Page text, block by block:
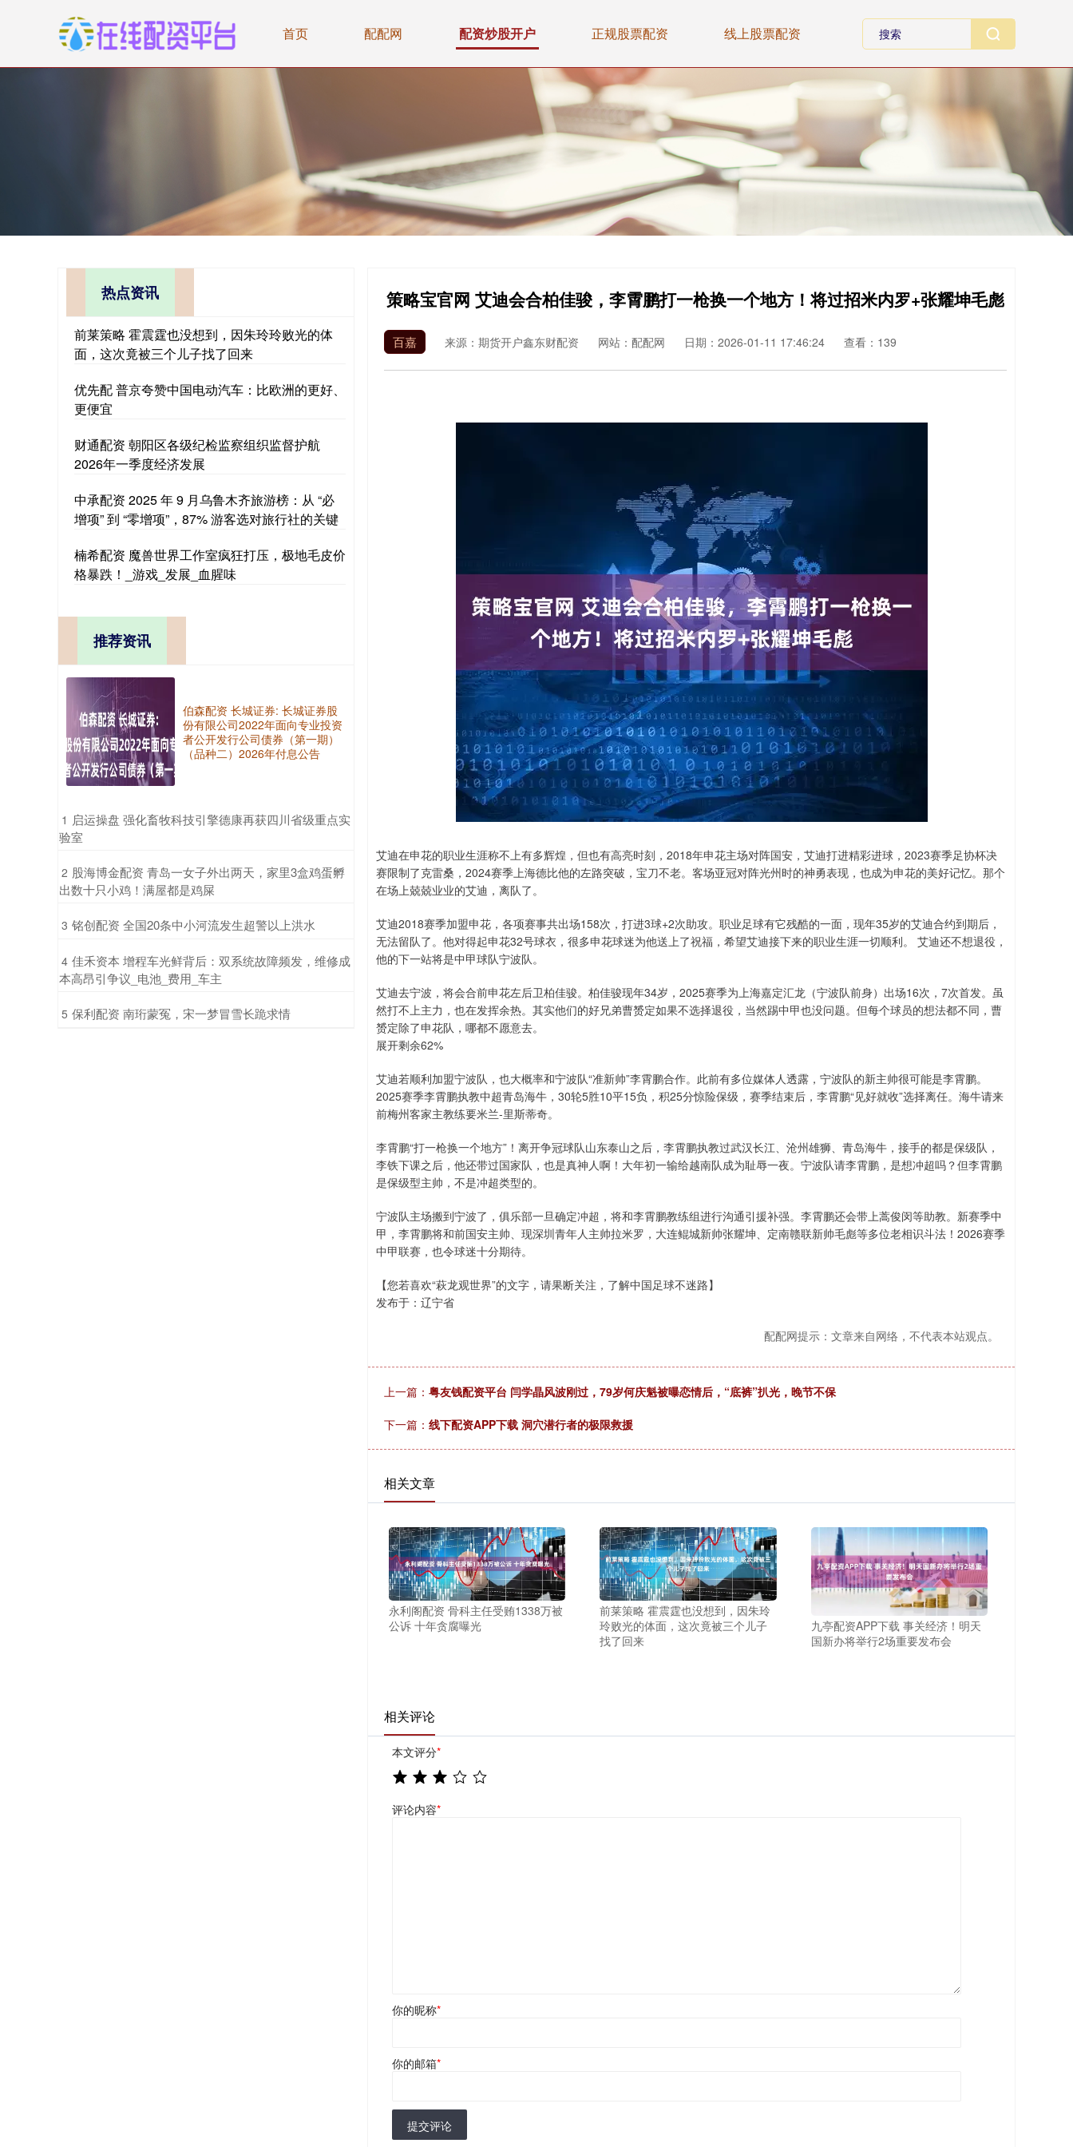
首页 配配网 配资炒股开户 正规股票配资 线上股票配资
策略宝官网 艾迪会合柏佳骏，李霄鹏打一枪换一个地方！将过招米内罗+张耀坤毛彪
百嘉 来源：期货开户鑫东财配资 网站：配配网 日期：2026-01-11 17:46:24 查看：139
艾迪在申花的职业生涯称不上有多辉煌，但也有高亮时刻，2018年申花主场对阵国安，艾迪打进精彩进球，2023赛季足协杯决
赛限制了克雷桑，2024赛季上海德比他的左路突破，宝刀不老。客场亚冠对阵光州时的神勇表现，也成为申花的美好记忆。那个
在场上兢兢业业的艾迪，离队了。
艾迪2018赛季加盟申花，各项赛事共出场158次，打进3球+2次助攻。职业足球有它残酷的一面，现年35岁的艾迪合约到期后，
无法留队了。他对得起申花32号球衣，很多申花球迷为他送上了祝福，希望艾迪接下来的职业生涯一切顺利。 艾迪还不想退役，
他的下一站将是中甲球队宁波队。
艾迪去宁波，将会合前申花左后卫柏佳骏。柏佳骏现年34岁，2025赛季为上海嘉定汇龙（宁波队前身）出场16次，7次首发。虽
然打不上主力，也在发挥余热。其实他们的好兄弟曹赟定如果不选择退役，当然踢中甲也没问题。但每个球员的想法都不同，曹
赟定除了申花队，哪都不愿意去。
展开剩余62%
艾迪若顺利加盟宁波队，也大概率和宁波队“准新帅”李霄鹏合作。此前有多位媒体人透露，宁波队的新主帅很可能是李霄鹏。
2025赛季李霄鹏执教中超青岛海牛，30轮5胜10平15负，积25分惊险保级，赛季结束后，李霄鹏“见好就收”选择离任。海牛请来
前梅州客家主教练要米兰-里斯蒂奇。
李霄鹏“打一枪换一个地方”！离开争冠球队山东泰山之后，李霄鹏执教过武汉长江、沧州雄狮、青岛海牛，接手的都是保级队，
李铁下课之后，他还带过国家队，也是真神人啊！大年初一输给越南队成为耻辱一夜。宁波队请李霄鹏，是想冲超吗？但李霄鹏
是保级型主帅，不是冲超类型的。
宁波队主场搬到宁波了，俱乐部一旦确定冲超，将和李霄鹏教练组进行沟通引援补强。李霄鹏还会带上蒿俊闵等助教。新赛季中
甲，李霄鹏将和前国安主帅、现深圳青年人主帅拉米罗，大连鲲城新帅张耀坤、定南赣联新帅毛彪等多位老相识斗法！2026赛季
中甲联赛，也令球迷十分期待。
【您若喜欢“萩龙观世界”的文字，请果断关注，了解中国足球不迷路】
发布于：辽宁省
配配网提示：文章来自网络，不代表本站观点。
上一篇： 粤友钱配资平台 闫学晶风波刚过，79岁何庆魁被曝恋情后，“底裤”扒光，晚节不保
下一篇： 线下配资APP下载 洞穴潜行者的极限救援
相关文章
永利阁配资 骨科主任受贿1338万被
公诉 十年贪腐曝光
前莱策略 霍震霆也没想到，因朱玲
玲败光的体面，这次竟被三个儿子
找了回来
九亭配资APP下载 事关经济！明天
国新办将举行2场重要发布会
相关评论
本文评分*
评论内容*
你的昵称*
你的邮箱*
提交评论
热点资讯
前莱策略 霍震霆也没想到，因朱玲玲败光的体
面，这次竟被三个儿子找了回来
优先配 普京夸赞中国电动汽车：比欧洲的更好、
更便宜
财通配资 朝阳区各级纪检监察组织监督护航
2026年一季度经济发展
中承配资 2025 年 9 月乌鲁木齐旅游榜：从 “必
增项” 到 “零增项”，87% 游客选对旅行社的关键
楠希配资 魔兽世界工作室疯狂打压，极地毛皮价
格暴跌！_游戏_发展_血腥味
推荐资讯
伯森配资 长城证券: 长城证券股
份有限公司2022年面向专业投资
者公开发行公司债券（第一期）
（品种二）2026年付息公告
1 ​启运操盘 强化畜牧科技引擎德康再获四川省级重点实
验室
2 ​股海博金配资 青岛一女子外出两天，家里3盒鸡蛋孵
出数十只小鸡！满屋都是鸡屎
3 ​铭创配资 全国20条中小河流发生超警以上洪水
4 ​佳禾资本 增程车光鲜背后：双系统故障频发，维修成
本高昂引争议_电池_费用_车主
5 ​保利配资 南珩蒙冤，宋一梦冒雪长跪求情